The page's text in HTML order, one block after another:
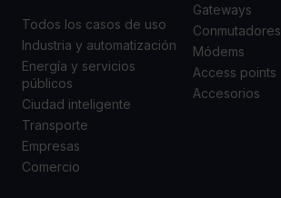
Todos los casos de uso
Industria y automatización
Energía y servicios
públicos
Ciudad inteligente
Transporte
Empresas
Comercio
Gateways
Conmutadores
Módems
Access points
Accesorios